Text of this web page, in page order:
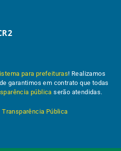
para prefeituras! Realizamos
garantimos em contrato que todas
pública serão atendidas.
Transparência Pública